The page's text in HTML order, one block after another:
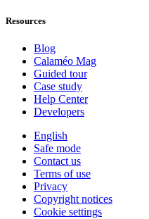
Resources
Blog
Calaméo Mag
Guided tour
Case study
Help Center
Developers
English
Safe mode
Contact us
Terms of use
Privacy
Copyright notices
Cookie settings